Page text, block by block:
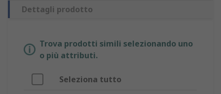
Dettagli prodotto
Trova prodotti simili selezionando uno
o più attributi.
Seleziona tutto